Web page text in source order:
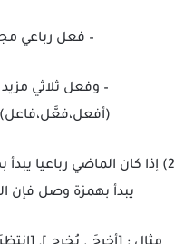
– فعل رباعي
– وفعل ثلاثي
2) إذا كان الماضي رباعيا
يبدأ بهمزة وصل فإن